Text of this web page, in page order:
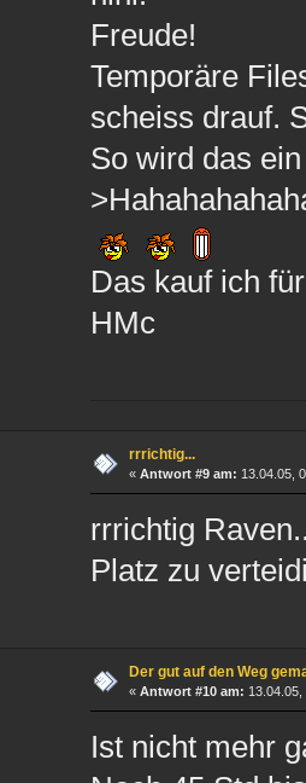
Freude!
Temporäre
scheiss drauf.
So wird das
Das kauf ich
HMc
rrrichtig...
« Antwort #9 am: 13.04.05,
rrrichtig
Platz zu
Der gut auf den Weg
« Antwort #10 am: 13.04.05,
Ist nicht mehr